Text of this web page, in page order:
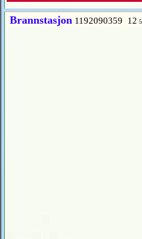
Brannstasjon 1192090359 12